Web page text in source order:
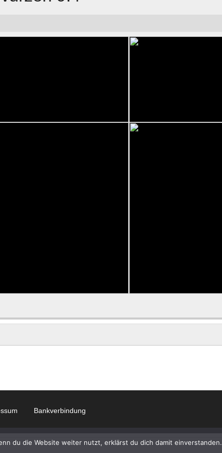
Bankverbindung
du die Website weiter nutzt, erklärst du dich damit einverstanden.